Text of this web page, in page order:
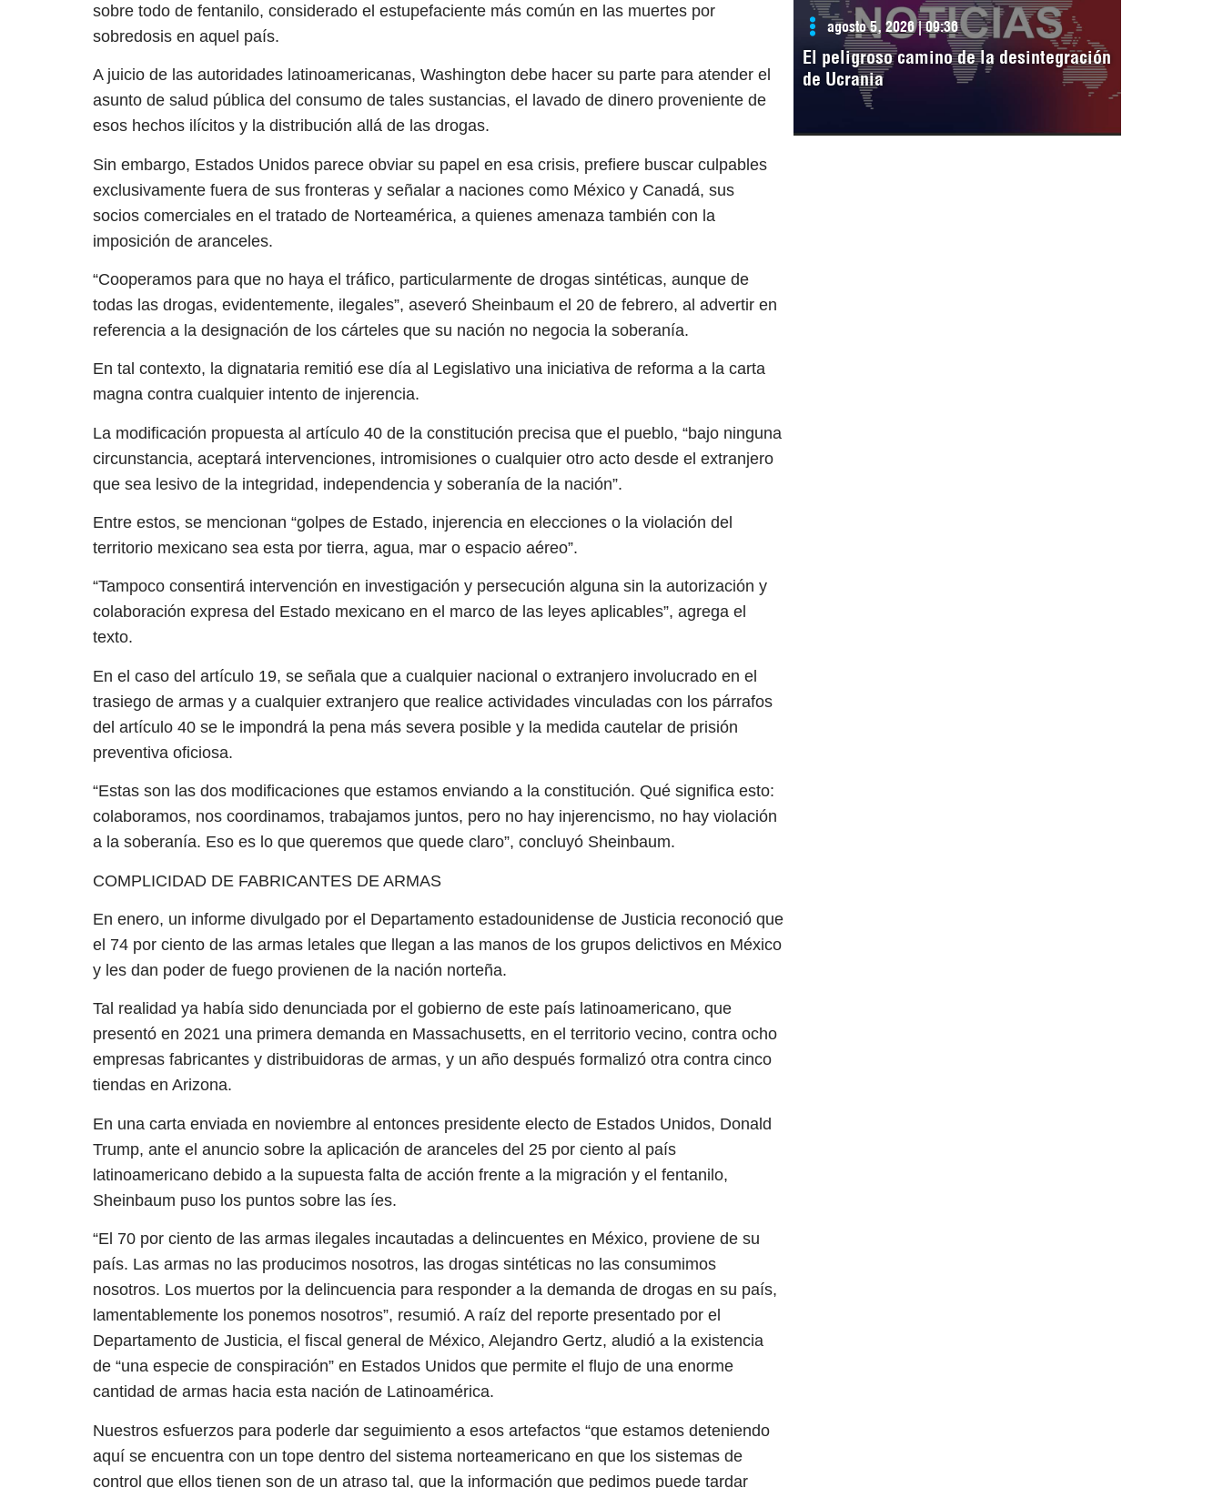
sobre todo de fentanilo, considerado el estupefaciente más común en las muertes por
sobredosis en aquel país.
A juicio de las autoridades latinoamericanas, Washington debe hacer su parte para atender el
asunto de salud pública del consumo de tales sustancias, el lavado de dinero proveniente de
esos hechos ilícitos y la distribución allá de las drogas.
Sin embargo, Estados Unidos parece obviar su papel en esa crisis, prefiere buscar culpables
exclusivamente fuera de sus fronteras y señalar a naciones como México y Canadá, sus
socios comerciales en el tratado de Norteamérica, a quienes amenaza también con la
imposición de aranceles.
“Cooperamos para que no haya el tráfico, particularmente de drogas sintéticas, aunque de
todas las drogas, evidentemente, ilegales”, aseveró Sheinbaum el 20 de febrero, al advertir en
referencia a la designación de los cárteles que su nación no negocia la soberanía.
En tal contexto, la dignataria remitió ese día al Legislativo una iniciativa de reforma a la carta
magna contra cualquier intento de injerencia.
La modificación propuesta al artículo 40 de la constitución precisa que el pueblo, “bajo ninguna
circunstancia, aceptará intervenciones, intromisiones o cualquier otro acto desde el extranjero
que sea lesivo de la integridad, independencia y soberanía de la nación”.
Entre estos, se mencionan “golpes de Estado, injerencia en elecciones o la violación del
territorio mexicano sea esta por tierra, agua, mar o espacio aéreo”.
“Tampoco consentirá intervención en investigación y persecución alguna sin la autorización y
colaboración expresa del Estado mexicano en el marco de las leyes aplicables”, agrega el
texto.
En el caso del artículo 19, se señala que a cualquier nacional o extranjero involucrado en el
trasiego de armas y a cualquier extranjero que realice actividades vinculadas con los párrafos
del artículo 40 se le impondrá la pena más severa posible y la medida cautelar de prisión
preventiva oficiosa.
“Estas son las dos modificaciones que estamos enviando a la constitución. Qué significa esto:
colaboramos, nos coordinamos, trabajamos juntos, pero no hay injerencismo, no hay violación
a la soberanía. Eso es lo que queremos que quede claro”, concluyó Sheinbaum.
COMPLICIDAD DE FABRICANTES DE ARMAS
En enero, un informe divulgado por el Departamento estadounidense de Justicia reconoció que
el 74 por ciento de las armas letales que llegan a las manos de los grupos delictivos en México
y les dan poder de fuego provienen de la nación norteña.
Tal realidad ya había sido denunciada por el gobierno de este país latinoamericano, que
presentó en 2021 una primera demanda en Massachusetts, en el territorio vecino, contra ocho
empresas fabricantes y distribuidoras de armas, y un año después formalizó otra contra cinco
tiendas en Arizona.
En una carta enviada en noviembre al entonces presidente electo de Estados Unidos, Donald
Trump, ante el anuncio sobre la aplicación de aranceles del 25 por ciento al país
latinoamericano debido a la supuesta falta de acción frente a la migración y el fentanilo,
Sheinbaum puso los puntos sobre las íes.
“El 70 por ciento de las armas ilegales incautadas a delincuentes en México, proviene de su
país. Las armas no las producimos nosotros, las drogas sintéticas no las consumimos
nosotros. Los muertos por la delincuencia para responder a la demanda de drogas en su país,
lamentablemente los ponemos nosotros”, resumió. A raíz del reporte presentado por el
Departamento de Justicia, el fiscal general de México, Alejandro Gertz, aludió a la existencia
de “una especie de conspiración” en Estados Unidos que permite el flujo de una enorme
cantidad de armas hacia esta nación de Latinoamérica.
Nuestros esfuerzos para poderle dar seguimiento a esos artefactos “que estamos deteniendo
aquí se encuentra con un tope dentro del sistema norteamericano en que los sistemas de
control que ellos tienen son de un atraso tal, que la información que pedimos puede tardar
agosto 5, 2026 | 09:36
El peligroso camino de la desintegración
de Ucrania